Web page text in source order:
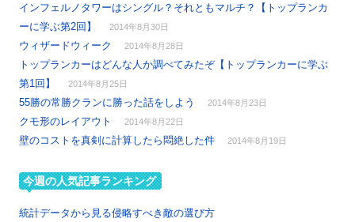
インフェルノタワーはシングル？それともマルチ？【トップランカ
ーに学ぶ第2回】
2014年8月30日
ウィザードウィーク 2014年8月28日
トップランカーはどんな人か調べてみたぞ【トップランカーに学ぶ
第1回】
2014年8月25日
55勝の常勝クランに勝った話をしよう 2014年8月23日
クモ形のレイアウト 2014年8月22日
壁のコストを真剣に計算したら悶絶した件 2014年8月19日
今週の人気記事ランキング
統計データから見る侵略すべき敵の選び方